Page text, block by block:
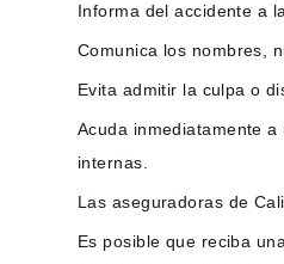
Informa del accidente a
Comunica los nombres,
Evita admitir la culpa o
Acuda inmediatamente
internas.
Las aseguradoras de
Es posible que reciba